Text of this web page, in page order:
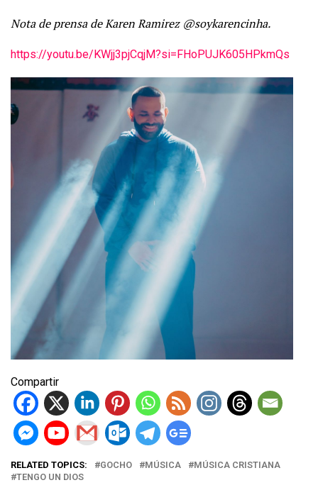
Nota de prensa de Karen Ramirez @soykarencinha.
https://youtu.be/KWjj3pjCqjM?si=FHoPUJK605HPkmQs
Compartir
RELATED TOPICS: GOCHO MÚSICA
MÚSICA CRISTIANA
TENGO UN DIOS